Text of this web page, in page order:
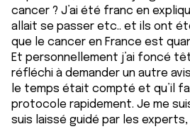
cancer ? J’ai été franc en
allait se passer etc.. et ils ont
que le cancer en France est
Et personnellement j’ai foncé
réfléchi à demander un autre
le temps était compté et qu’il
protocole rapidement. Je me
suis laissé guidé par les